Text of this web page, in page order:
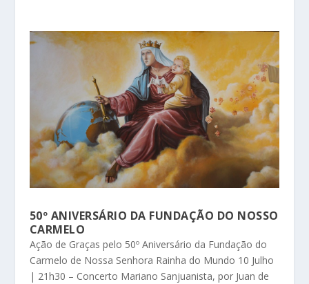
50º ANIVERSÁRIO DA FUNDAÇÃO DO NOSSO
CARMELO
Ação de Graças pelo 50º Aniversário da Fundação do
Carmelo de Nossa Senhora Rainha do Mundo 10 Julho
| 21h30 – Concerto Mariano Sanjuanista, por Juan de